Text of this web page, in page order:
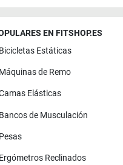
EN FITSHOP.ES
Bicicletas Estáticas
Máquinas de Remo
Elásticas
Bancos de Musculación
Pesas
Ergómetros Reclinados